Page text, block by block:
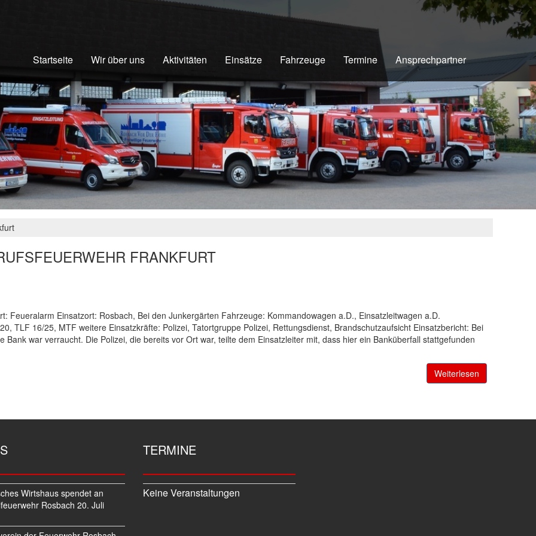
Startseite Wir über uns Aktivitäten Einsätze Fahrzeuge Termine Ansprechpartner
FRANKFURT
Feueralarm Einsatzort: Rosbach, Bei den Junkergärten Fahrzeuge: Kommandowagen a.D., Einsatzleitwagen a.D.
TLF 16/25, MTF weitere Einsatzkräfte: Polizei, Tatortgruppe Polizei, Rettungsdienst, Brandschutzaufsicht Einsatzbericht: Bei
Bank war verraucht. Die Polizei, die bereits vor Ort war, teilte dem Einsatzleiter mit, dass hier ein Banküberfall stattgefunden
Weiterlesen
Wirtshaus spendet an
Rosbach 20. Juli
TERMINE
Keine Veranstaltungen